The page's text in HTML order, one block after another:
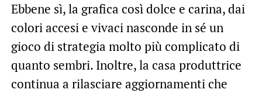
Ebbene sì, la grafica così dolce e carina, dai
colori accesi e vivaci nasconde in sé un
gioco di strategia molto più complicato di
quanto sembri. Inoltre, la casa produttrice
continua a rilasciare aggiornamenti che